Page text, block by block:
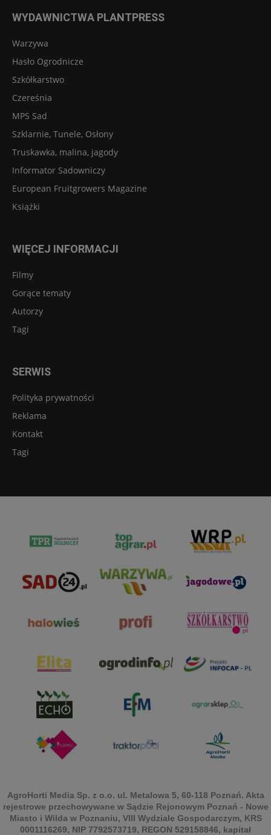
WYDAWNICTWA PLANTPRESS
Warzywa
Hasło Ogrodnicze
Szkółkarstwo
Czereśnia
MPS Sad
Szklarnie, Tunele, Osłony
Truskawka, malina, jagody
Informator Sadowniczy
European Fruitgrowers Magazine
Książki
WIĘCEJ INFORMACJI
Filmy
Gorące tematy
Autorzy
Tagi
SERWIS
Polityka prywatności
Reklama
Kontakt
Tagi
AgroHorti Media Sp. z o.o. ul. Metalowa 5, 60-118 Poznań. Akta
rejestrowe przechowywane w Sądzie Rejonowym Poznań - Nowe
Miasto i Wilda w Poznaniu, VIII Wydziale Gospodarczym, KRS
0001116269, NIP 7792573719, REGON 529158846, kapitał